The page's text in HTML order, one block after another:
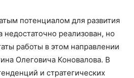
потенциалом для развития
недостаточно реализован, но
работы в этом направлении
Олеговича Коновалова. В
и стратегических